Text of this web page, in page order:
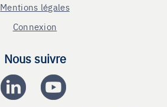
Mentions légales
Connexion
Nous suivre